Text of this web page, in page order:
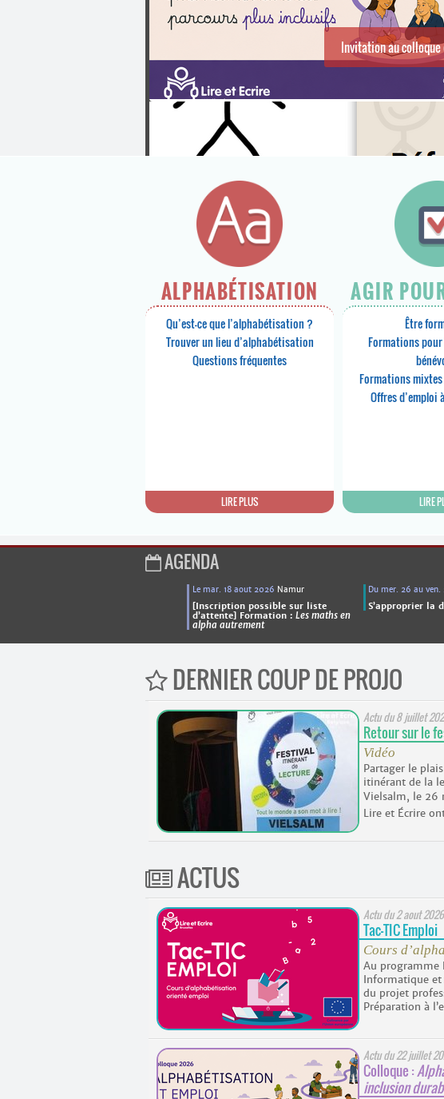
Invitation au
ALPHABÉTISATION
Qu’est-ce que l’alphabétisation ?
Trouver un lieu d’alphabétisation
Questions fréquentes
LIRE PLUS
AGIR
Être
Formations
Formations mixtes
Offres d’emploi
LIRE
AGENDA
Le mar. 18 aout 2026 Namur
[Inscription possible sur liste
d’attente] Formation : Les maths en
alpha autrement
Du mer. 26 au
S’approprier la
DERNIER COUP DE PROJO
Actu du8 juillet
Retour sur le
Vidéo
Partager le
itinérant de la
Vielsalm, le 26
Lire et Écrire
ACTUS
Actu du2 aout 2026
Tac-TIC Emploi
Cours
Au programme
Informatique
du projet
Préparation à
Actu du22 juillet
Colloque :
inclusion